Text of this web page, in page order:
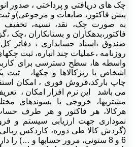
خدمات برحسب درصدي ازمبلغ
سرشكن هزينه درقيمت خريد
سرفصل آزاد
كيت درج كارمزد
چک های دریافتی و پرداختی ، صدور
پیش فاکتور، ضایعات و مرجوعی)و
به صورت چک، نقد، نسیه، تخفیف
فاکتور،بدهکاران و بستانکاران ،چک
صندوق ،اسناد حسابداری ، دفاتر
روزنامه ،عملیات چند انباره، ثبت
واسطه ها، سطح دسترسی برای
اشخاص با ریزکالاها و چکها، ثبت
چاپ بارکد،فروش فوری ، امکان
می باشد این نرم افزار امکان ،
مشتریها، خروجی با پسوندهای
هرکالا، هر فاکتور و هر طرف
نموداری جهت ارزیابی سیستم و
(گردش کالا طی دوره، کاردکس ریالی
6 و 8 ستونی، مرور حسابها و …) را دارا می باشد.